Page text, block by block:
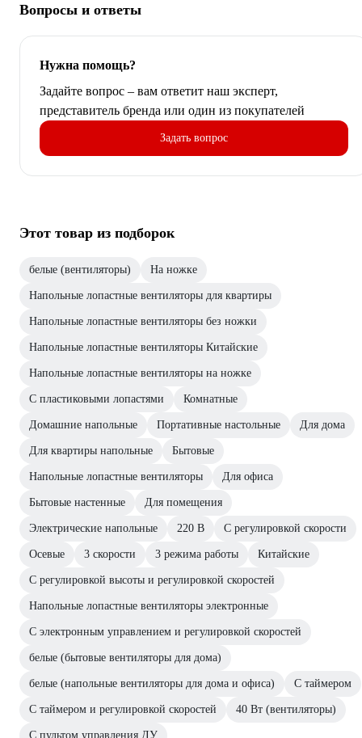
Вопросы и ответы
Нужна помощь?
Задайте вопрос – вам ответит наш эксперт,
представитель бренда или один из покупателей
Задать вопрос
Этот товар из подборок
белые (вентиляторы) На ножке
Напольные лопастные вентиляторы для квартиры
Напольные лопастные вентиляторы без ножки
Напольные лопастные вентиляторы Китайские
Напольные лопастные вентиляторы на ножке
С пластиковыми лопастями Комнатные
Домашние напольные Портативные настольные Для дома
Для квартиры напольные Бытовые
Напольные лопастные вентиляторы Для офиса
Бытовые настенные Для помещения
Электрические напольные 220 В С регулировкой скорости
Осевые 3 скорости 3 режима работы Китайские
С регулировкой высоты и регулировкой скоростей
Напольные лопастные вентиляторы электронные
С электронным управлением и регулировкой скоростей
белые (бытовые вентиляторы для дома)
белые (напольные вентиляторы для дома и офиса) С таймером
С таймером и регулировкой скоростей 40 Вт (вентиляторы)
С пультом управления ДУ